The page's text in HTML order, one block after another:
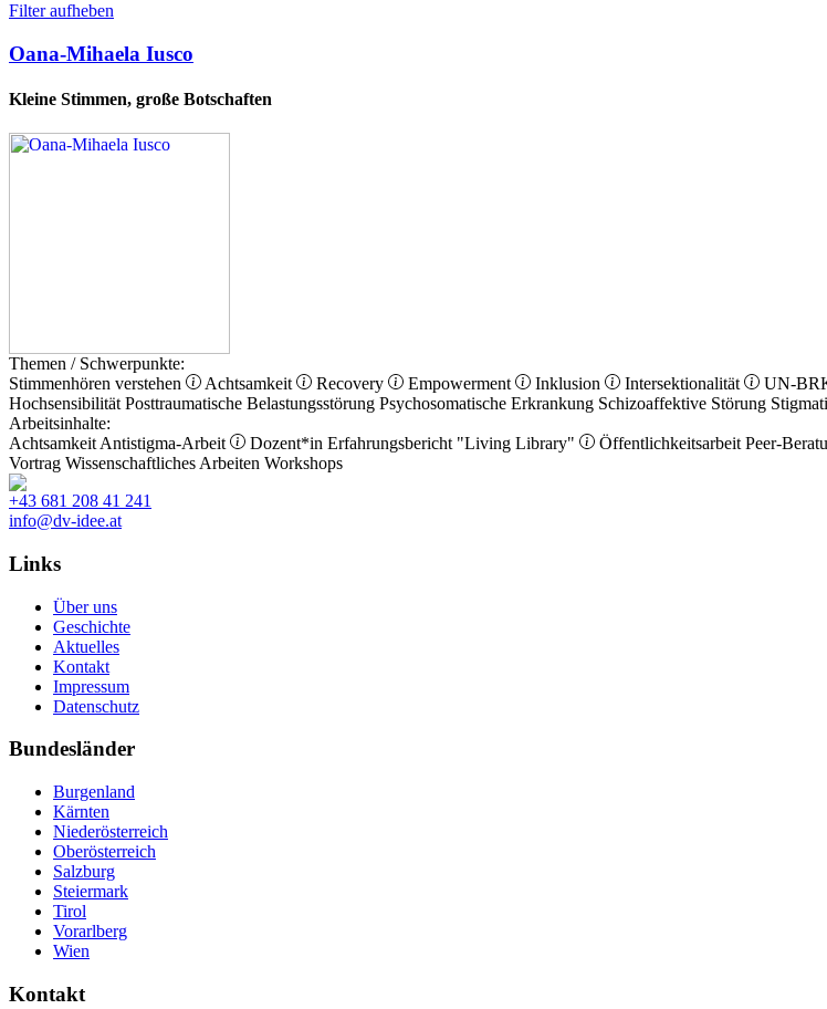
Filter aufheben
Oana-Mihaela Iusco
Kleine Stimmen, große Botschaften
Themen / Schwerpunkte:
Stimmenhören verstehen
Achtsamkeit Recovery Empowerment Inklusion Intersektionalität UN-
Hochsensibilität Posttraumatische Belastungsstörung Psychosomatische Erkrankung Schizoaffektive Störung
Arbeitsinhalte:
Achtsamkeit Antistigma-Arbeit Dozent*in Erfahrungsbericht "Living Library" Öffentlichkeitsarbeit Peer-
Vortrag Wissenschaftliches Arbeiten Workshops
+43 681 208 41 241
info@dv-idee.at
Links
Über uns
Geschichte
Aktuelles
Kontakt
Impressum
Datenschutz
Bundesländer
Burgenland
Kärnten
Niederösterreich
Oberösterreich
Salzburg
Steiermark
Tirol
Vorarlberg
Wien
Kontakt